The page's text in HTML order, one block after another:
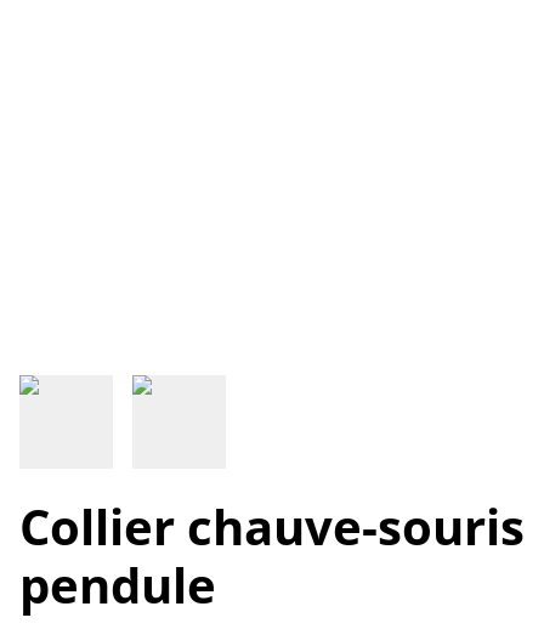
Collier chauve-souris
pendule